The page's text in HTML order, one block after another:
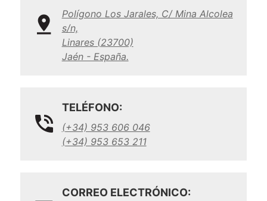
Polígono Los Jarales, C/ Mina Alcolea
s/n,
Linares (23700)
Jaén - España.
TELÉFONO:
(+34) 953 606 046
(+34) 953 653 211
CORREO ELECTRÓNICO: